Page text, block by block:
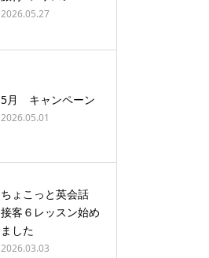
2026.05.27
5月 キャンペーン
2026.05.01
ちょこっと英会話
接客６レッスン始め
ました
2026.03.03